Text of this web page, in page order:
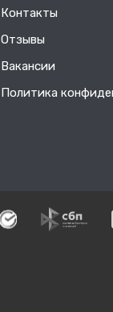
Контакты
Отзывы
Вакансии
Политика